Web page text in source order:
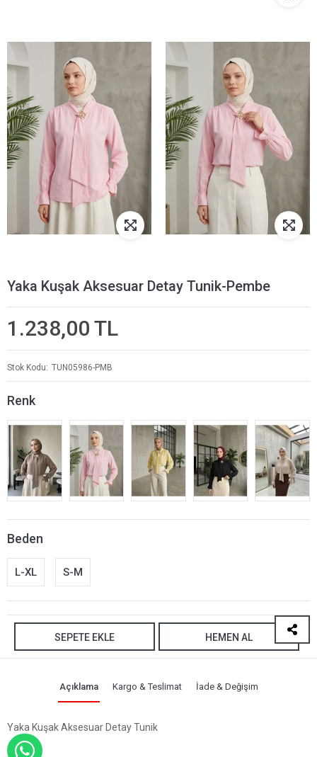
Yaka Kuşak Aksesuar Detay Tunik-Pembe
1.238,00 TL
Stok Kodu TUN05986-PMB
Renk
Beden
L-XL S-M
SEPETE EKLE HEMEN AL
Açıklama Kargo & Teslimat İade & Değişim
Yaka Kuşak Aksesuar Detay Tunik